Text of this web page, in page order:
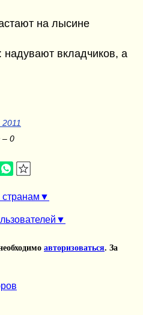
на лысине
вкладчиков, а
– 0
странам
авторизоваться. За